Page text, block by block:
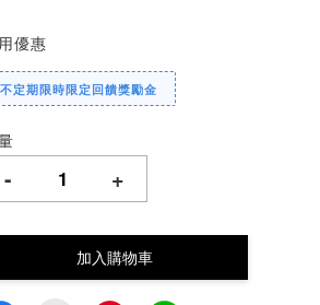
優惠
不定期限時限定回饋獎勵金
- +
加入購物車